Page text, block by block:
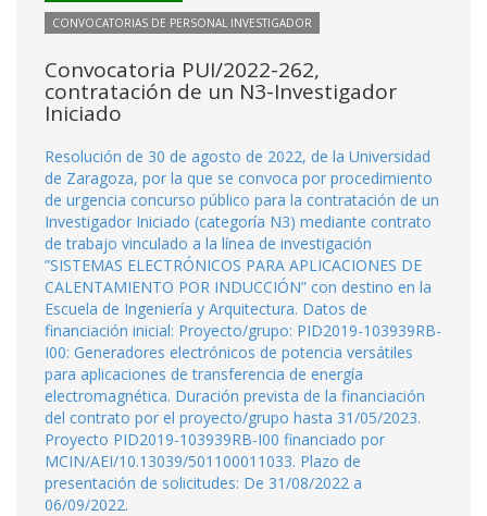
CONVOCATORIAS DE PERSONAL INVESTIGADOR
Convocatoria PUI/2022-262,
contratación de un N3-Investigador
Iniciado
Resolución de 30 de agosto de 2022, de la Universidad
de Zaragoza, por la que se convoca por procedimiento
de urgencia concurso público para la contratación de un
Investigador Iniciado (categoría N3) mediante contrato
de trabajo vinculado a la línea de investigación
”SISTEMAS ELECTRÓNICOS PARA APLICACIONES DE
CALENTAMIENTO POR INDUCCIÓN” con destino en la
Escuela de Ingeniería y Arquitectura. Datos de
financiación inicial: Proyecto/grupo: PID2019-103939RB-
I00: Generadores electrónicos de potencia versátiles
para aplicaciones de transferencia de energía
electromagnética. Duración prevista de la financiación
del contrato por el proyecto/grupo hasta 31/05/2023.
Proyecto PID2019-103939RB-I00 financiado por
MCIN/AEI/10.13039/501100011033. Plazo de
presentación de solicitudes: De 31/08/2022 a
06/09/2022.